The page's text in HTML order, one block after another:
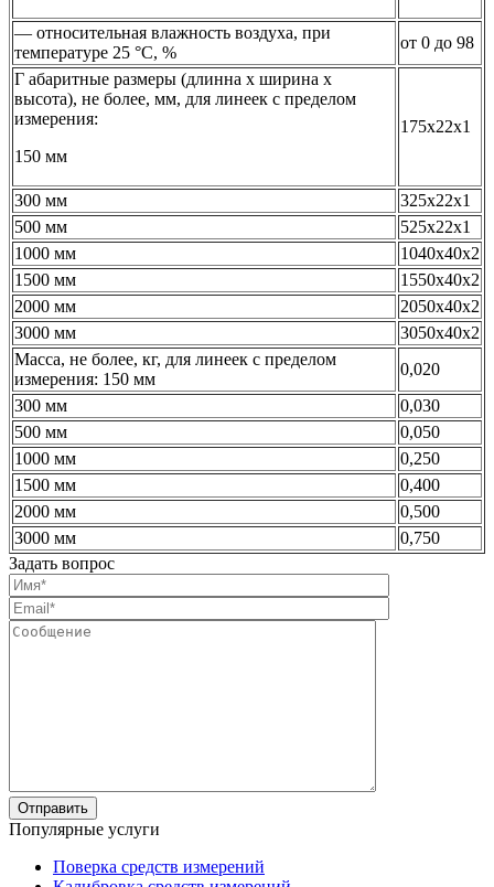
— относительная влажность воздуха, при
температуре 25 °С, %
от 0 до 98
Г абаритные размеры (длинна х ширина х
высота), не более, мм, для линеек с пределом
измерения:
150 мм
175х22х1
300 мм
325х22х1
500 мм
525х22х1
1000 мм
1040х40х2
1500 мм
1550х40х2
2000 мм
2050х40х2
3000 мм
3050х40х2
Масса, не более, кг, для линеек с пределом
измерения: 150 мм
0,020
300 мм
0,030
500 мм
0,050
1000 мм
0,250
1500 мм
0,400
2000 мм
0,500
3000 мм
0,750
Задать вопрос
Популярные услуги
Поверка средств измерений